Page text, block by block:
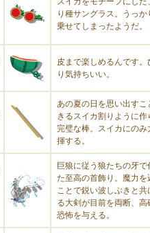
り種サングラス。うっか
乗せてしまったようだ。
皮まで楽しめるんです。
り気持ちいい。
あの夏の日を思い出すこ
きるスイカ割りように作
完璧な棒。スイカにのみ
揮する。
巨狼に従う狼たちの牙で
た至高の首飾り。魔力を
ことで鋭い波しぶきと共
る大剣が目前を両断、高
恐怖を与える。